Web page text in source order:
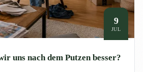
9
JUL
uns nach dem Putzen besser?